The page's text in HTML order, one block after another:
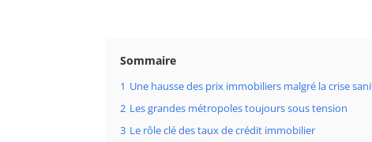
Sommaire
1 Une hausse des prix immobiliers malgré la crise
2 Les grandes métropoles toujours sous tension
3 Le rôle clé des taux de crédit immobilier